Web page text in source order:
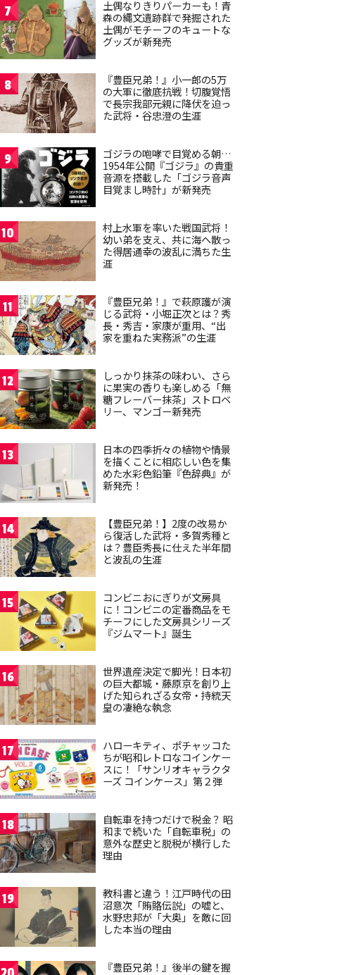
7
土偶なりきりパーカーも！青
森の縄文遺跡群で発掘された
土偶がモチーフのキュートな
グッズが新発売
8
『豊臣兄弟！』小一郎の5万
の大軍に徹底抗戦！切腹覚悟
で長宗我部元親に降伏を迫っ
た武将・谷忠澄の生涯
9
ゴジラの咆哮で目覚める朝…
1954年公開『ゴジラ』の貴重
音源を搭載した「ゴジラ音声
目覚まし時計」が新発売
10
村上水軍を率いた戦国武将！
幼い弟を支え、共に海へ散っ
た得居通幸の波乱に満ちた生
涯
11
『豊臣兄弟！』で萩原護が演
じる武将・小堀正次とは？秀
長・秀吉・家康が重用、“出
家を重ねた実務派”の生涯
12
しっかり抹茶の味わい、さら
に果実の香りも楽しめる「無
糖フレーバー抹茶」ストロベ
リー、マンゴー新発売
13
日本の四季折々の植物や情景
を描くことに相応しい色を集
めた水彩色鉛筆『色辞典』が
新発売！
14
【豊臣兄弟！】2度の改易か
ら復活した武将・多賀秀種と
は？豊臣秀長に仕えた半年間
と波乱の生涯
15
コンビニおにぎりが文房具
に！コンビニの定番商品をモ
チーフにした文房具シリーズ
『ジムマート』誕生
16
世界遺産決定で脚光！日本初
の巨大都城・藤原京を創り上
げた知られざる女帝・持統天
皇の凄絶な執念
17
ハローキティ、ポチャッコた
ちが昭和レトロなコインケー
スに！「サンリオキャラクタ
ーズ コインケース」第２弾
18
自転車を持つだけで税金？ 昭
和まで続いた「自転車税」の
意外な歴史と脱税が横行した
理由
19
教科書と違う！江戸時代の田
沼意次「賄賂伝説」の嘘と、
水野忠邦が「大奥」を敵に回
した本当の理由
『豊臣兄弟！』後半の鍵を握